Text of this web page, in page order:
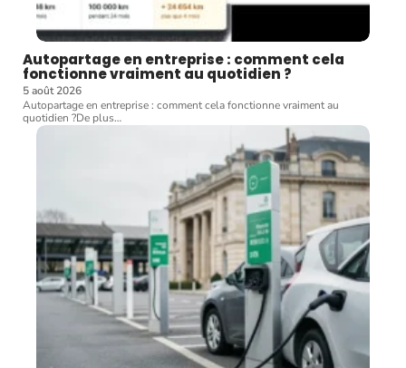
Autopartage en entreprise : comment cela
fonctionne vraiment au quotidien ?
5 août 2026
Autopartage en entreprise : comment cela fonctionne vraiment au
quotidien ?De plus…